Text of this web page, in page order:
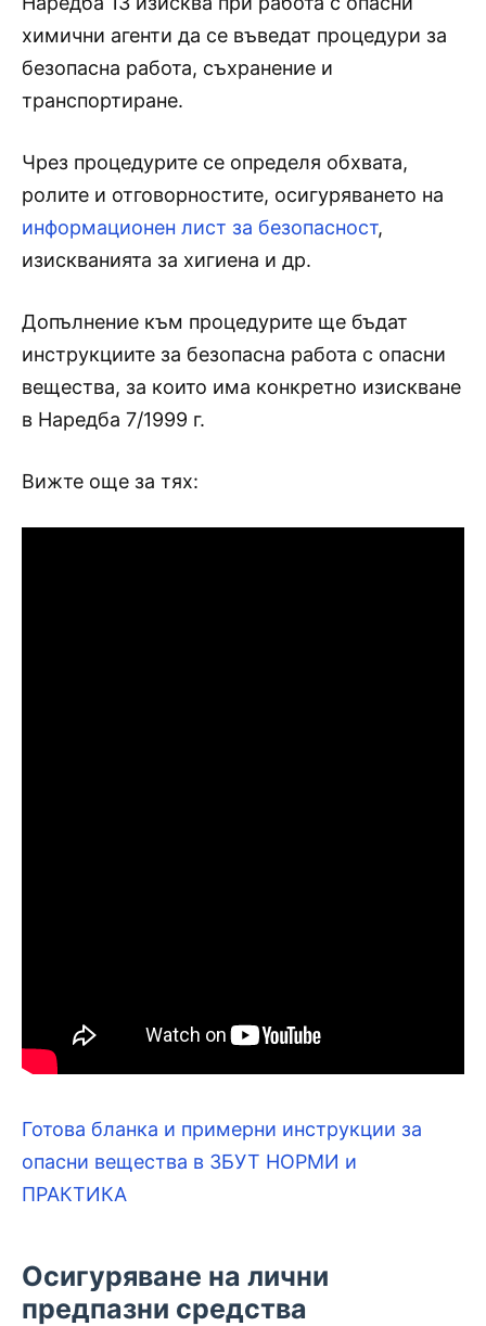
химични агенти да се въведат процедури за
безопасна работа, съхранение и
транспортиране.
Чрез процедурите се определя обхвата,
ролите и отговорностите, осигуряването на
информационен лист за безопасност,
изискванията за хигиена и др.
Допълнение към процедурите ще бъдат
инструкциите за безопасна работа с опасни
вещества, за които има конкретно изискване
в Наредба 7/1999 г.
Вижте още за тях:
Готова бланка и примерни инструкции за
опасни вещества в ЗБУТ НОРМИ и
ПРАКТИКА
Осигуряване на лични
предпазни средства